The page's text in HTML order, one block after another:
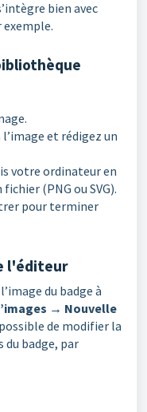
bien avec
exemple.
et rédigez un
votre ordinateur en
(PNG ou SVG).
pour terminer
l'éditeur
du badge à
→ Nouvelle
de modifier la
du badge, par